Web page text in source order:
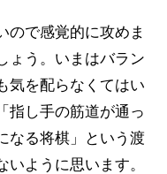
で感覚的に攻めま
ょう。いまはバラン
気を配らなくてはい
指し手の筋道が通っ
なる将棋」という渡
ように思います。